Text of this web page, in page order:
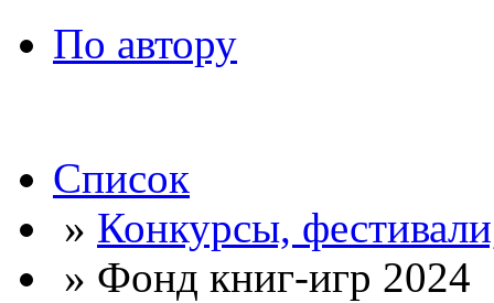
По автору
Список
» Конкурсы,
» Фонд книг-игр 2024